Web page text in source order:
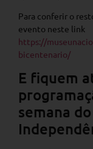
Para conferir o
evento neste link
https://
bicentenario/
E fiquem
semana